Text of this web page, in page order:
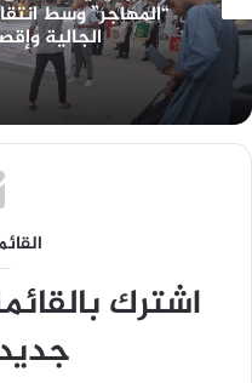
“المهاجر” وسط
الجالية
اشترك